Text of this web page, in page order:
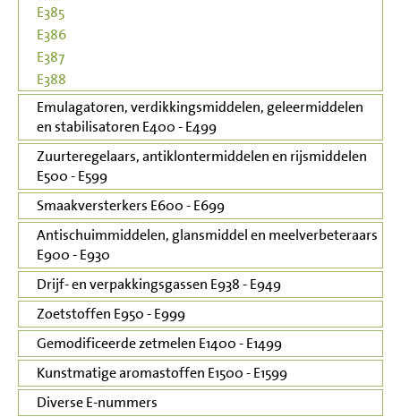
E385
E386
E387
E388
Emulagatoren, verdikkingsmiddelen, geleermiddelen
en stabilisatoren E400 - E499
Zuurteregelaars, antiklontermiddelen en rijsmiddelen
E500 - E599
Smaakversterkers E600 - E699
Antischuimmiddelen, glansmiddel en meelverbeteraars
E900 - E930
Drijf- en verpakkingsgassen E938 - E949
Zoetstoffen E950 - E999
Gemodificeerde zetmelen E1400 - E1499
Kunstmatige aromastoffen E1500 - E1599
Diverse E-nummers